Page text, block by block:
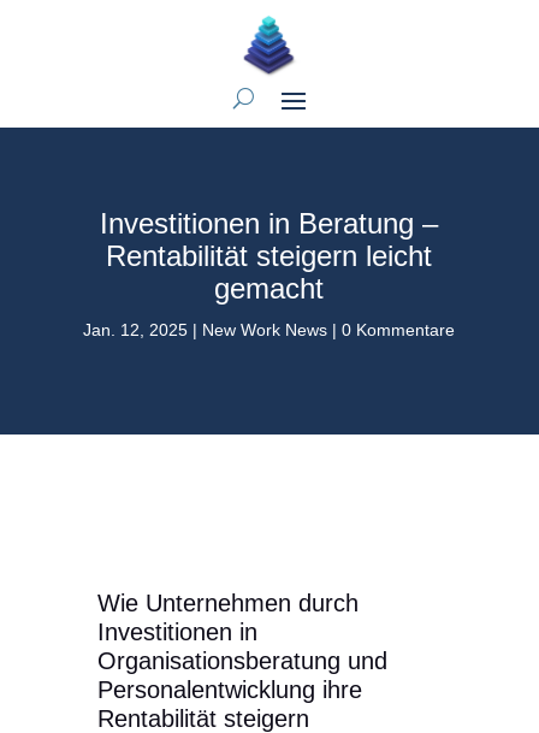
Investitionen in Beratung –
Rentabilität steigern leicht
gemacht
Jan. 12, 2025 | New Work News |0 Kommentare
Wie Unternehmen durch
Investitionen in
Organisationsberatung und
Personalentwicklung ihre
Rentabilität steigern